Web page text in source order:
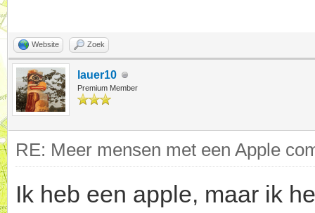
Website Zoek
lauer10
Premium Member
RE: Meer mensen met een Apple
Ik heb een apple, maar ik